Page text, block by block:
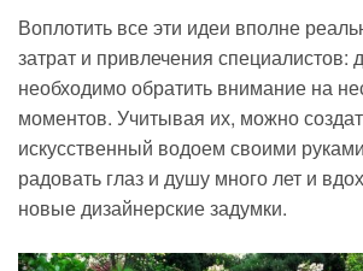
Воплотить все эти идеи вполне
затрат и привлечения специалистов:
необходимо обратить внимание на
моментов. Учитывая их, можно
искусственный водоем своими
радовать глаз и душу много лет и
новые дизайнерские задумки.